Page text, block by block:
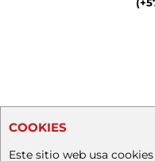
COOKIES
Este sitio web usa